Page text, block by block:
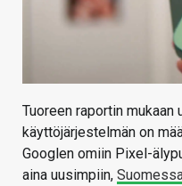
Tuoreen raportin mukaan
käyttöjärjestelmän on
Googlen omiin Pixel-
aina uusimpiin,